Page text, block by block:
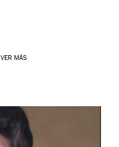
VER MÁS